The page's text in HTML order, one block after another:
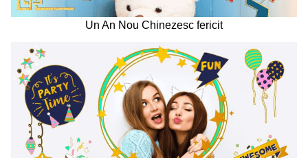
Un An Nou Chinezesc fericit